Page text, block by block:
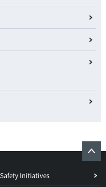
Safety Initiatives